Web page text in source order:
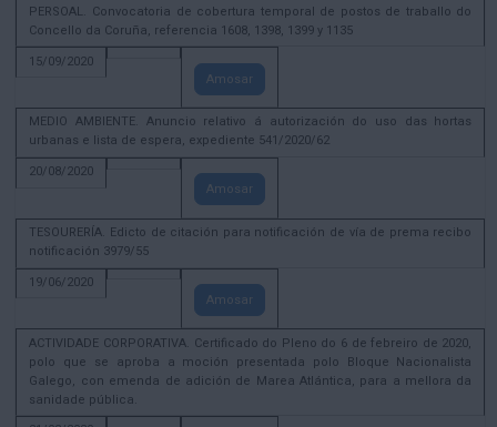
PERSOAL. Convocatoria de cobertura temporal de postos de traballo do
Concello da Coruña, referencia 1608, 1398, 1399 y 1135
15/09/2020
Amosar
MEDIO AMBIENTE. Anuncio relativo á autorización do uso das hortas
urbanas e lista de espera, expediente 541/2020/62
20/08/2020
Amosar
TESOURERÍA. Edicto de citación para notificación de vía de prema recibo
notificación 3979/55
19/06/2020
Amosar
ACTIVIDADE CORPORATIVA. Certificado do Pleno do 6 de febreiro de 2020,
polo que se aproba a moción presentada polo Bloque Nacionalista
Galego, con emenda de adición de Marea Atlántica, para a mellora da
sanidade pública.